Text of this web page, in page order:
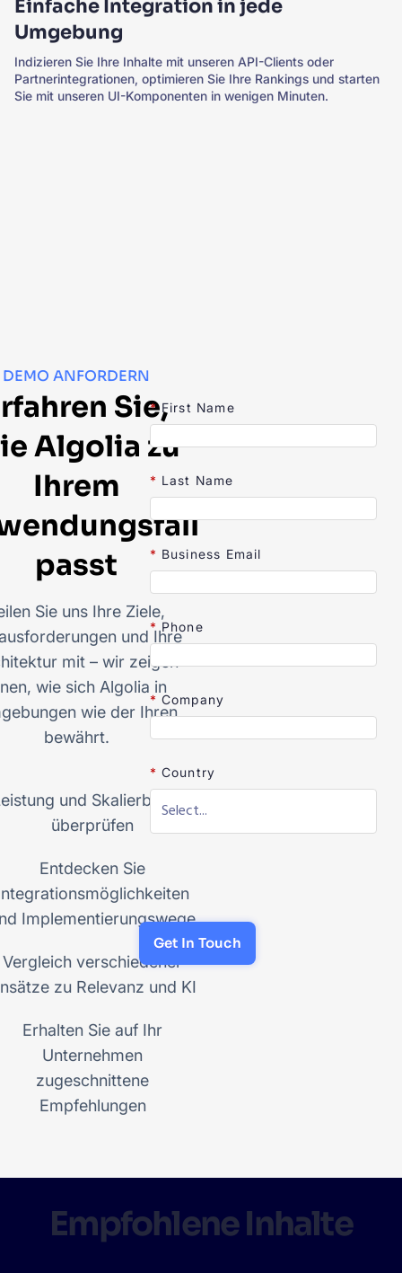
Einfache Integration in jede
Umgebung
Indizieren Sie Ihre Inhalte mit unseren API-Clients oder
Partnerintegrationen, optimieren Sie Ihre Rankings und starten
Sie mit unseren UI-Komponenten in wenigen Minuten.
DEMO ANFORDERN
Sie,
Algolia zu
Ihrem
passt
Sie uns Ihre Ziele,
und Ihre
mit – wir zeigen
wie sich Algolia in
wie der Ihren
bewährt.
und Skalierbarkeit
überprüfen
Entdecken Sie
Implementierungswege
Vergleich verschiedener
zu Relevanz und KI
Erhalten Sie auf Ihr
Unternehmen
zugeschnittene
Empfehlungen
* First Name
* Last Name
* Business Email
* Phone
* Company
* Country
Get In Touch
Empfohlene Inhalte